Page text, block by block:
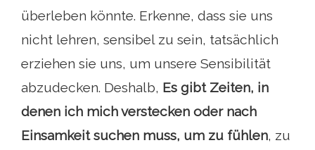
überleben könnte. Erkenne, dass sie uns
nicht lehren, sensibel zu sein, tatsächlich
erziehen sie uns, um unsere Sensibilität
abzudecken. Deshalb, Es gibt Zeiten, in
denen ich mich verstecken oder nach
Einsamkeit suchen muss, um zu fühlen, zu